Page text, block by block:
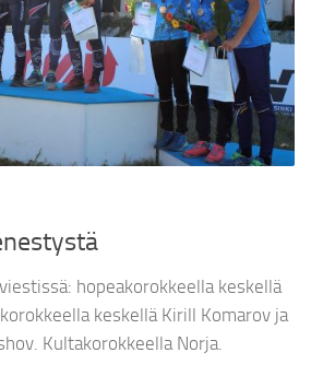
hopeakorokkeella keskellä
keskellä Kirill Komarov ja
Kultakorokkeella Norja.